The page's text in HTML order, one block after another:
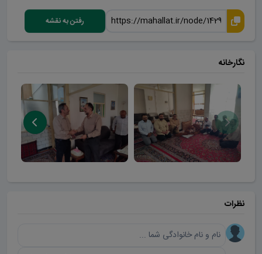
رفتن به نقشه
نگارخانه
نظرات